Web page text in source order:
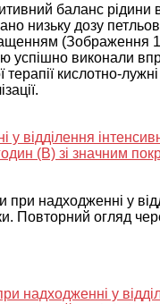
баланс
низьку дозу
(Зображення
успішно виконали
терапії кислотно-
надходженні у
Повторний огляд